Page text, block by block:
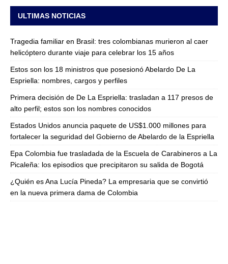
ULTIMAS NOTICIAS
Tragedia familiar en Brasil: tres colombianas murieron al caer
helicóptero durante viaje para celebrar los 15 años
Estos son los 18 ministros que posesionó Abelardo De La
Espriella: nombres, cargos y perfiles
Primera decisión de De La Espriella: trasladan a 117 presos de
alto perfil; estos son los nombres conocidos
Estados Unidos anuncia paquete de US$1.000 millones para
fortalecer la seguridad del Gobierno de Abelardo de la Espriella
Epa Colombia fue trasladada de la Escuela de Carabineros a La
Picaleña: los episodios que precipitaron su salida de Bogotá
¿Quién es Ana Lucía Pineda? La empresaria que se convirtió
en la nueva primera dama de Colombia